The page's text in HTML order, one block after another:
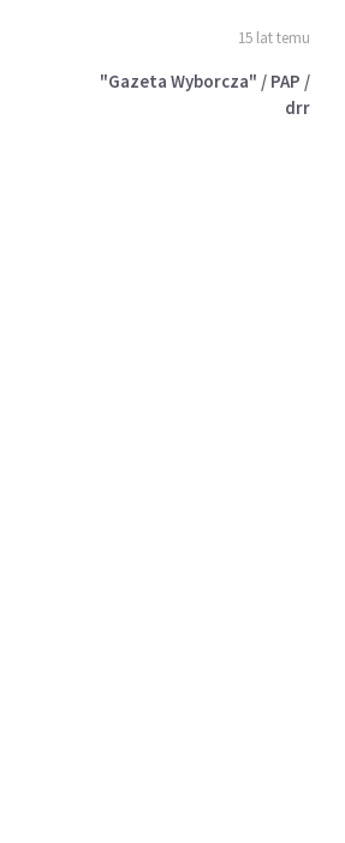
15 lat temu
"Gazeta Wyborcza" / PAP /
drr